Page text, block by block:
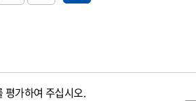
평가하여 주십시오.